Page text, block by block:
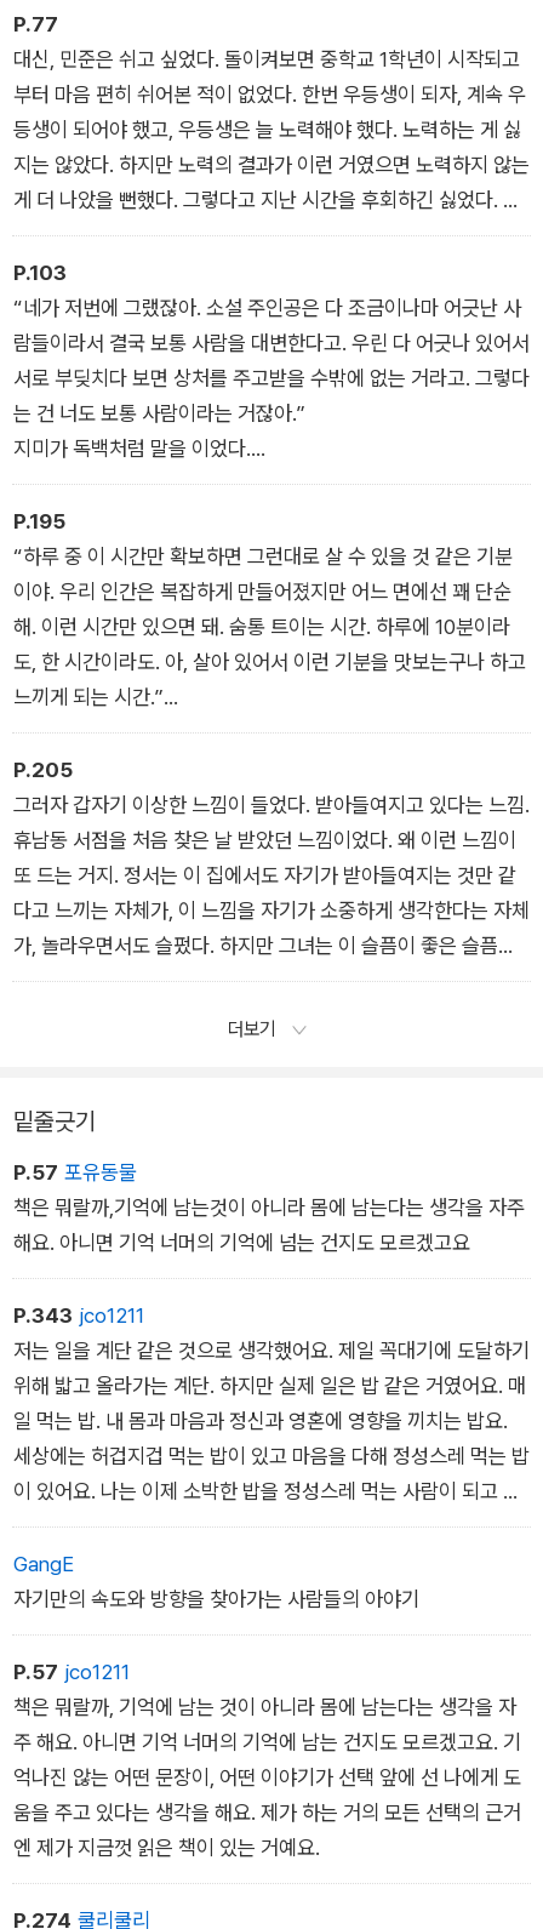
소가 있다. 그 장소엔 그들에 관한 다양한 정보가 넘쳐난다. 그들
이 떠나온 이유, 떠날 때의 심정, 떠날 때 필요했던 용기, 떠나고
나서의 생활, 시간이 흐르고 나서의 감정 변화, 그들의 행복과 불
행과 기쁨과 슬픔. 영주는 원할 때면 언제든 그 장소로 찾아가 그
들 곁에 그녀 자신을 눕혔다. 누워서 그들의 이야기를 들었다. 그
들은 그들의 인생을 통해 영주를 다독여줬다.
_「떠나온 사람들의 이야기」
P.77
대신, 민준은 쉬고 싶었다. 돌이켜보면 중학교 1학년이 시작되고
부터 마음 편히 쉬어본 적이 없었다. 한번 우등생이 되자, 계속 우
등생이 되어야 했고, 우등생은 늘 노력해야 했다. 노력하는 게 싫
지는 않았다. 하지만 노력의 결과가 이런 거였으면 노력하지 않는
게 더 나았을 뻔했다. 그렇다고 지난 시간을 후회하긴 싫었다. 하
지만 앞으로도 또 지금처럼 살아간다면 언젠가는 후회하게 될 것
같았다. 민준은 은행 계좌를 확인했다. 몇 개월은 버틸 수 있는 금
액이 찍혀 있었다. 그 순간 결심했다. 통장 잔고에 0이 찍히는 날
까지 놀아보자. 아무것도 안 하고 살아보자. 그래, 그래 보자. 그
리고, 그다음은? 그다음은…….
‘그다음이 어딨어. 그다음은 없는 거야.’
_「단추는 있는데 끼울 구멍이 없다」
P.103
“네가 저번에 그랬잖아. 소설 주인공은 다 조금이나마 어긋난 사
람들이라서 결국 보통 사람을 대변한다고. 우린 다 어긋나 있어서
서로 부딪치다 보면 상처를 주고받을 수밖에 없는 거라고. 그렇다
는 건 너도 보통 사람이라는 거잖아.”
지미가 독백처럼 말을 이었다.
“우리가 다 그런 거지. 다 해를 끼치고 살지. 그러다 가끔 좋은 일
도 하고.”
_「수세미 이벤트는 무사히」
P.195
“하루 중 이 시간만 확보하면 그런대로 살 수 있을 것 같은 기분
이야. 우리 인간은 복잡하게 만들어졌지만 어느 면에선 꽤 단순
해. 이런 시간만 있으면 돼. 숨통 트이는 시간. 하루에 10분이라
도, 한 시간이라도. 아, 살아 있어서 이런 기분을 맛보는구나 하고
느끼게 되는 시간.”
_「서점이 자리를 잡는다는 건」
P.205
그러자 갑자기 이상한 느낌이 들었다. 받아들여지고 있다는 느낌.
휴남동 서점을 처음 찾은 날 받았던 느낌이었다. 왜 이런 느낌이
또 드는 거지. 정서는 이 집에서도 자기가 받아들여지는 것만 같
다고 느끼는 자체가, 이 느낌을 자기가 소중하게 생각한다는 자체
가, 놀라우면서도 슬펐다. 하지만 그녀는 이 슬픔이 좋은 슬픔이
라고 생각했다. 이제야 무엇이 문제였던 건지 이 감정을 통해 확
더보기
밑줄긋기
P.57 포유동물
책은 뭐랄까,기억에 남는것이 아니라 몸에 남는다는 생각을 자주
해요. 아니면 기억 너머의 기억에 넘는 건지도 모르겠고요
P.343 jco1211
저는 일을 계단 같은 것으로 생각했어요. 제일 꼭대기에 도달하기
위해 밟고 올라가는 계단. 하지만 실제 일은 밥 같은 거였어요. 매
일 먹는 밥. 내 몸과 마음과 정신과 영혼에 영향을 끼치는 밥요.
세상에는 허겁지겁 먹는 밥이 있고 마음을 다해 정성스레 먹는 밥
이 있어요. 나는 이제 소박한 밥을 정성스레 먹는 사람이 되고 싶
어요. 나를 위해서요.
GangE
자기만의 속도와 방향을 찾아가는 사람들의 아야기
P.57 jco1211
책은 뭐랄까, 기억에 남는 것이 아니라 몸에 남는다는 생각을 자
주 해요. 아니면 기억 너머의 기억에 남는 건지도 모르겠고요. 기
억나진 않는 어떤 문장이, 어떤 이야기가 선택 앞에 선 나에게 도
움을 주고 있다는 생각을 해요. 제가 하는 거의 모든 선택의 근거
엔 제가 지금껏 읽은 책이 있는 거예요.
P.274 쿨리쿨리